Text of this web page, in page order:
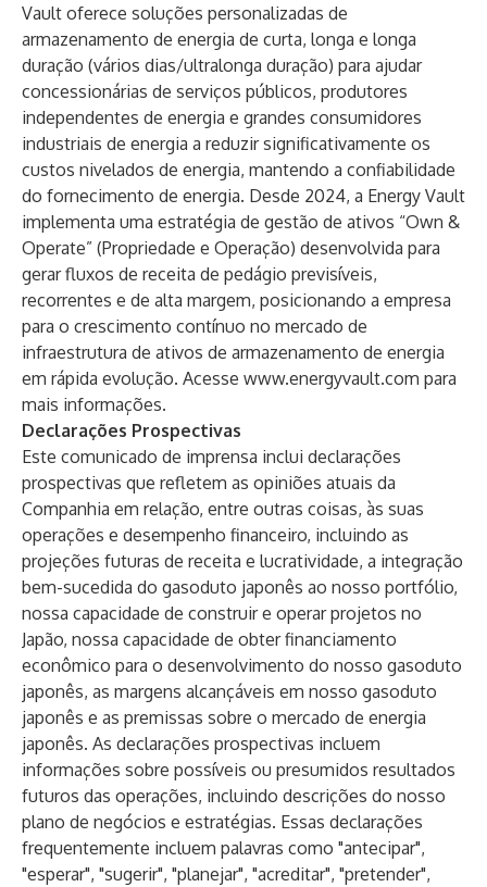
Vault oferece soluções personalizadas de
armazenamento de energia de curta, longa e longa
duração (vários dias/ultralonga duração) para ajudar
concessionárias de serviços públicos, produtores
independentes de energia e grandes consumidores
industriais de energia a reduzir significativamente os
custos nivelados de energia, mantendo a confiabilidade
do fornecimento de energia. Desde 2024, a Energy Vault
implementa uma estratégia de gestão de ativos “Own &
Operate” (Propriedade e Operação) desenvolvida para
gerar fluxos de receita de pedágio previsíveis,
recorrentes e de alta margem, posicionando a empresa
para o crescimento contínuo no mercado de
infraestrutura de ativos de armazenamento de energia
em rápida evolução. Acesse www.energyvault.com para
mais informações.
Declarações Prospectivas
Este comunicado de imprensa inclui declarações
prospectivas que refletem as opiniões atuais da
Companhia em relação, entre outras coisas, às suas
operações e desempenho financeiro, incluindo as
projeções futuras de receita e lucratividade, a integração
bem-sucedida do gasoduto japonês ao nosso portfólio,
nossa capacidade de construir e operar projetos no
Japão, nossa capacidade de obter financiamento
econômico para o desenvolvimento do nosso gasoduto
japonês, as margens alcançáveis ​​em nosso gasoduto
japonês e as premissas sobre o mercado de energia
japonês. As declarações prospectivas incluem
informações sobre possíveis ou presumidos resultados
futuros das operações, incluindo descrições do nosso
plano de negócios e estratégias. Essas declarações
frequentemente incluem palavras como "antecipar",
"esperar", "sugerir", "planejar", "acreditar", "pretender",